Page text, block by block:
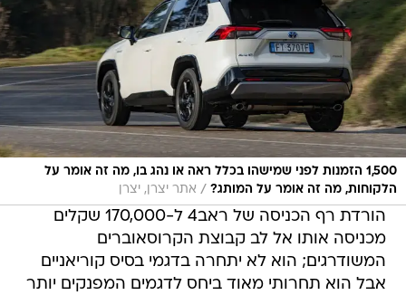
1,500 הזמנות לפני שמישהו בכלל ראה או נהג בו, מה זה אומר על
הלקוחות, מה זה אומר על המותג? / אתר יצרן, יצרן
הורדת רף הכניסה של ראב4 ל-170,000 שקלים
מכניסה אותו אל לב קבוצת הקרוסאוברים
המשודרגים; הוא לא יתחרה בדגמי בסיס קוריאניים
אבל הוא תחרותי מאוד ביחס לדגמים המפנקים יותר